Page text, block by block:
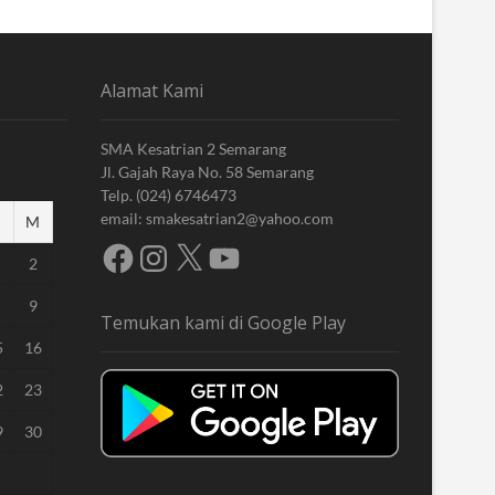
M
2
9
16
23
30
Alamat Kami
SMA Kesatrian 2 Semarang
Jl. Gajah Raya No. 58 Semarang
Telp. (024) 6746473
email: smakesatrian2@yahoo.com
FacebookInstagram
X YouTube
Temukan kami di Google Play